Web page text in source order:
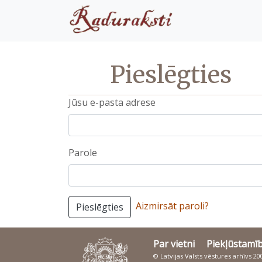
Pieslēgties
Jūsu e-pasta adrese
Parole
Pieslēgties Aizmirsāt paroli?
Par vietni
© Latvijas Valsts vēstures arhīvs